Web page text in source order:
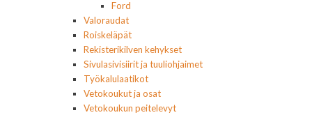
Ford
Valoraudat
Roiskeläpät
Rekisterikilven kehykset
Sivulasivisiirit ja tuuliohjaimet
Työkalulaatikot
Vetokoukut ja osat
Vetokoukun peitelevyt